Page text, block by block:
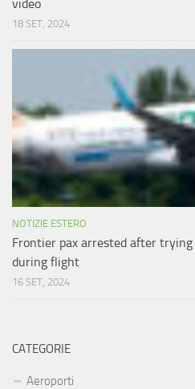
video
18 SET, 2024
NOTIZIE ESTERO
Frontier pax arrested after
during flight
16 SET, 2024
CATEGORIE
Aeroporti